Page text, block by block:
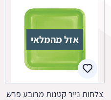
אזל מהמלאי
צלחות נייר קטנות מרובע פרש